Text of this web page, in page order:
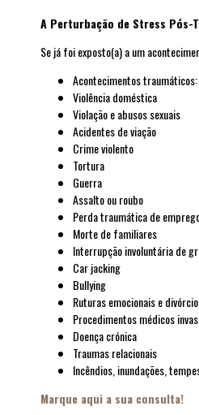
A Perturbação de Stress Pós-
Se já foi exposto(a) a um
Acontecimentos traumáticos:
Violência doméstica
Violação e abusos sexuais
Acidentes de viação
Crime violento
Tortura
Guerra
Assalto ou roubo
Perda traumática de
Morte de familiares
Interrupção involuntária de
Car jacking
Bullying
Ruturas emocionais e
Procedimentos médicos
Doença crónica
Traumas relacionais
Incêndios, inundações,
Marque aqui a sua consulta!